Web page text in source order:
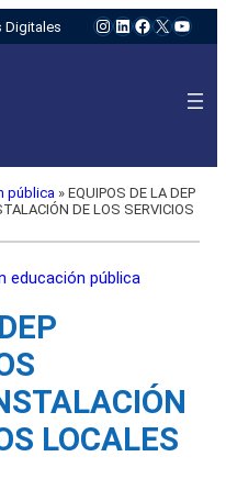
Digitales Instagram
LinkedIn
Facebook
X
pública » EQUIPOS DE LA DEP
DE LOS SERVICIOS
educación pública
LOCALES